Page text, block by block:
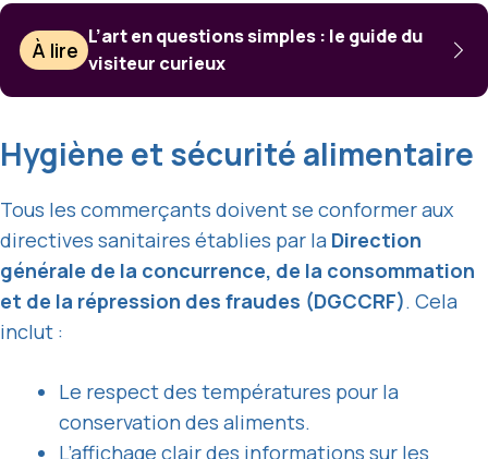
À lire
L’art en questions simples : le guide du
visiteur curieux
Hygiène et sécurité alimentaire
Tous les commerçants doivent se conformer aux
directives sanitaires établies par la Direction
générale de la concurrence, de la consommation
et de la répression des fraudes (DGCCRF). Cela
inclut :
Le respect des températures pour la
conservation des aliments.
L’affichage clair des informations sur les